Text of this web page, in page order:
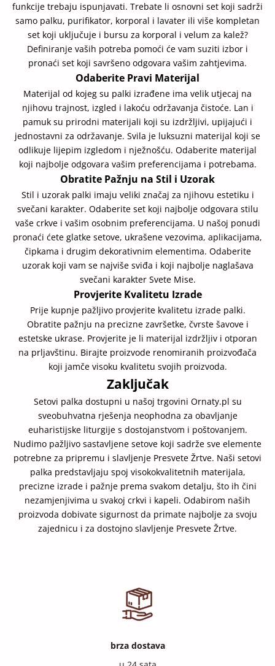
funkcije trebaju ispunjavati. Trebate li osnovni set koji sadrži
samo palku, purifikator, korporal i lavater ili više kompletan
set koji uključuje i bursu za korporal i velum za kalež?
Definiranje vaših potreba pomoći će vam suziti izbor i
pronaći set koji savršeno odgovara vašim zahtjevima.
Odaberite Pravi Materijal
Materijal od kojeg su palki izrađene ima velik utjecaj na
njihovu trajnost, izgled i lakoću održavanja čistoće. Lan i
pamuk su prirodni materijali koji su izdržljivi, upijajući i
jednostavni za održavanje. Svila je luksuzni materijal koji se
odlikuje lijepim izgledom i nježnošću. Odaberite materijal
koji najbolje odgovara vašim preferencijama i potrebama.
Obratite Pažnju na Stil i Uzorak
Stil i uzorak palki imaju veliki značaj za njihovu estetiku i
svečani karakter. Odaberite set koji najbolje odgovara stilu
vaše crkve i vašim osobnim preferencijama. U našoj ponudi
pronaći ćete glatke setove, ukrašene vezovima, aplikacijama,
čipkama i drugim dekorativnim elementima. Odaberite
uzorak koji vam se najviše sviđa i koji najbolje naglašava
svečani karakter Svete Mise.
Provjerite Kvalitetu Izrade
Prije kupnje pažljivo provjerite kvalitetu izrade palki.
Obratite pažnju na precizne završetke, čvrste šavove i
estetske ukrase. Provjerite je li materijal izdržljiv i otporan
na prljavštinu. Birajte proizvode renomiranih proizvođača
koji jamče visoku kvalitetu svojih proizvoda.
Zaključak
Setovi palka dostupni u našoj trgovini Ornaty.pl su
sveobuhvatna rješenja neophodna za obavljanje
euharistijske liturgije s dostojanstvom i poštovanjem.
Nudimo pažljivo sastavljene setove koji sadrže sve elemente
potrebne za pripremu i slavljenje Presvete Žrtve. Naši setovi
palka predstavljaju spoj visokokvalitetnih materijala,
precizne izrade i pažnje prema svakom detalju, što ih čini
nezamjenjivima u svakoj crkvi i kapeli. Odabirom naših
proizvoda dobivate sigurnost da primate najbolje za svoju
zajednicu i za dostojno slavljenje Presvete Žrtve.
brza dostava